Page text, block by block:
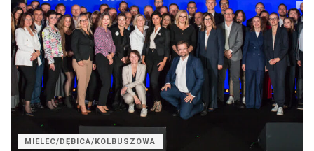
MIELEC/DĘBICA/KOLBUSZOWA